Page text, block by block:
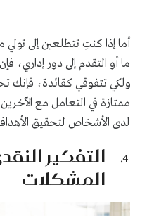
أما إذا كنتِ تتطلعين إلى
ما أو التقدم إلى دور إداري،
ولكي تتفوقي كقائدة، فإنك
ممتازة في التعامل مع
لدى الأشخاص لتحقيق الأهداف
التفكير
المشكلات